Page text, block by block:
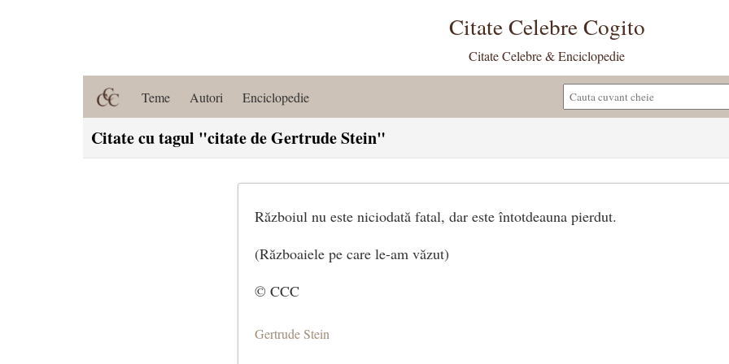
Citate Celebre Cogito
Citate Celebre & Enciclopedie
Teme Autori Enciclopedie
Citate cu tagul "citate de Gertrude Stein"
Războiul nu este niciodată fatal, dar este întotdeauna pierdut.
(Războaiele pe care le-am văzut)
© CCC
Gertrude Stein